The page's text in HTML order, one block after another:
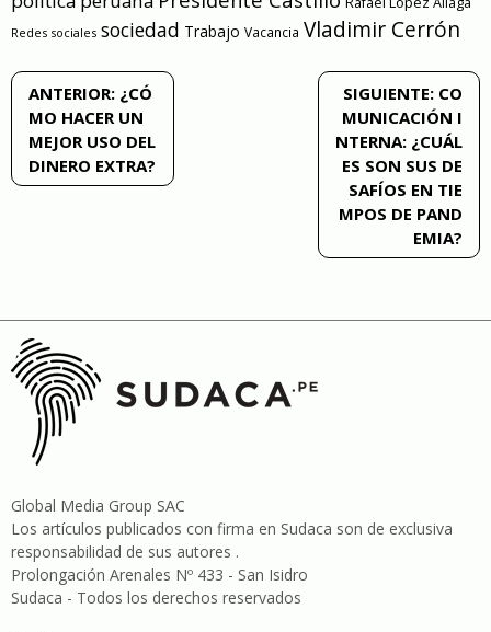
Redes sociales sociedad Trabajo Vacancia Vladimir Cerrón
Navegación
de
entradas
ANTERIOR: ¿CÓ
MO HACER UN
MEJOR USO DEL
DINERO EXTRA?
SIGUIENTE: CO
MUNICACIÓN I
NTERNA: ¿CUÁL
ES SON SUS DE
SAFÍOS EN TIE
MPOS DE PAND
EMIA?
Global Media Group SAC
Los artículos publicados con firma en Sudaca son de exclusiva
responsabilidad de sus autores .
Prolongación Arenales Nº 433 - San Isidro
Sudaca - Todos los derechos reservados